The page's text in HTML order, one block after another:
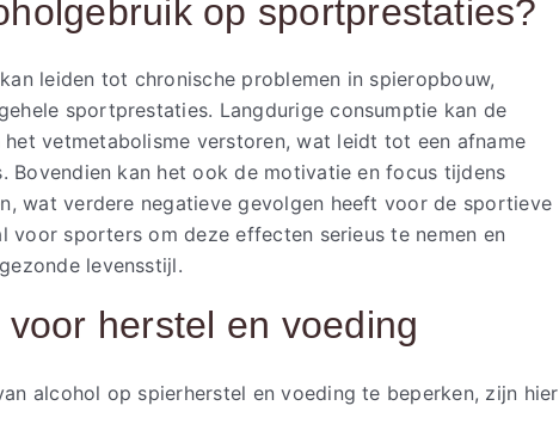
op sportprestaties?
leiden tot chronische problemen in spieropbouw,
sportprestaties. Langdurige consumptie kan de
het vetmetabolisme verstoren, wat leidt tot een afname
Bovendien kan het ook de motivatie en focus tijdens
wat verdere negatieve gevolgen heeft voor de sportieve
voor sporters om deze effecten serieus te nemen en
levensstijl.
herstel en voeding
alcohol op spierherstel en voeding te beperken, zijn hier